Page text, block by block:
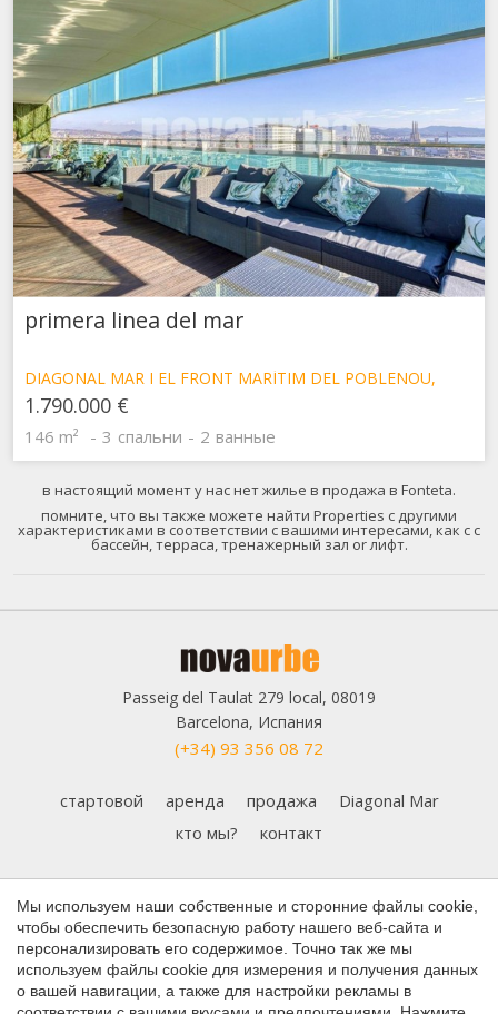
primera linea del mar
DIAGONAL MAR I EL FRONT MARÍTIM DEL POBLENOU,
БАРСЕЛОНА
1.790.000 €
146 m² 3 спальни 2 ванные
в настоящий момент у нас нет жилье в продажа в Fonteta.
помните, что вы также можете найти Properties с другими
характеристиками в соответствии с вашими интересами, как с c
бассейн, терраса, тренажерный зал or лифт.
Passeig del Taulat 279 local, 08019
Barcelona, Испания
(+34) 93 356 08 72
стартовой аренда продажа
Diagonal Mar
кто мы?
контакт
уведомления о последних новостях
Мы используем наши собственные и сторонние файлы cookie,
чтобы обеспечить безопасную работу нашего веб-сайта и
персонализировать его содержимое. Точно так же мы
используем файлы cookie для измерения и получения данных
о вашей навигации, а также для настройки рекламы в